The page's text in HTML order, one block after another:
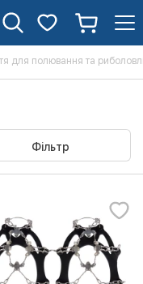
для полювання та
Фільтр